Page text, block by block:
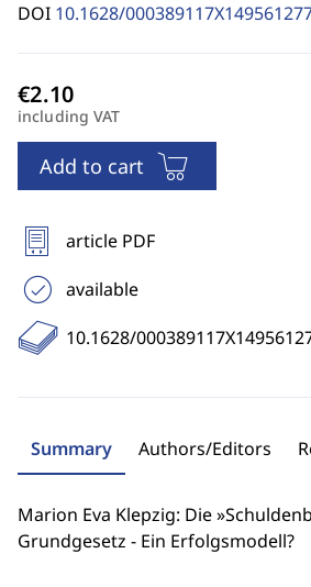
DOI 10.1628/
including VAT
Add to cart
article PDF
available
10.1628/
Summary Authors/Editors
Marion Eva Klepzig: Die
Grundgesetz - Ein Erfolgsmodell?